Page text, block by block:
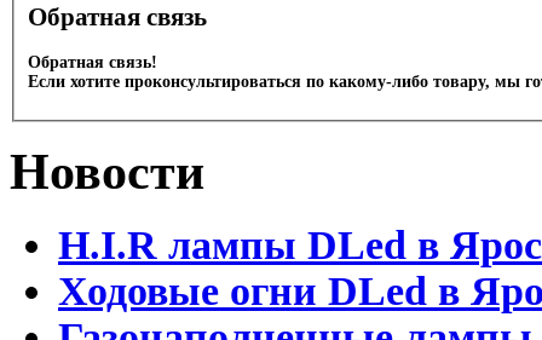
Обратная связь
Обратная связь!
Если хотите проконсультироваться по какому-либо товару, мы
Новости
H.I.R лампы DLed в
Ходовые огни DLed в